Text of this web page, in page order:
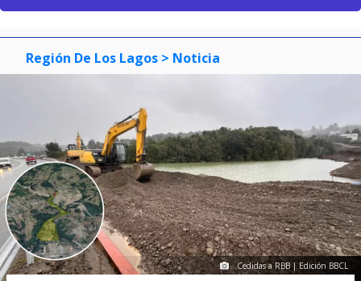
Región De Los Lagos > Noticia
Cedidas a RBB | Edición BBCL